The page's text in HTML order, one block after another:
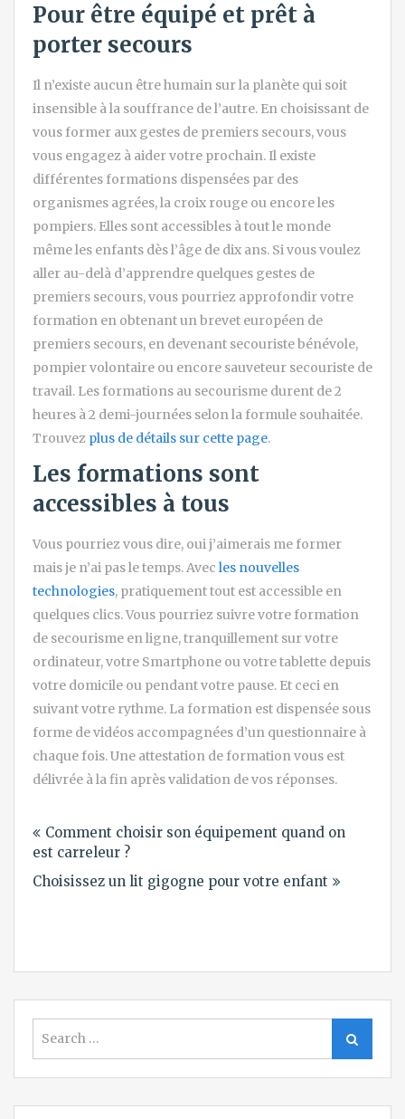
Pour être équipé et prêt à
porter secours
Il n’existe aucun être humain sur la planète qui soit
insensible à la souffrance de l’autre. En choisissant de
vous former aux gestes de premiers secours, vous
vous engagez à aider votre prochain. Il existe
différentes formations dispensées par des
organismes agrées, la croix rouge ou encore les
pompiers. Elles sont accessibles à tout le monde
même les enfants dès l’âge de dix ans. Si vous voulez
aller au-delà d’apprendre quelques gestes de
premiers secours, vous pourriez approfondir votre
formation en obtenant un brevet européen de
premiers secours, en devenant secouriste bénévole,
pompier volontaire ou encore sauveteur secouriste de
travail. Les formations au secourisme durent de 2
heures à 2 demi-journées selon la formule souhaitée.
Trouvez plus de détails sur cette page.
Les formations sont
accessibles à tous
Vous pourriez vous dire, oui j’aimerais me former
mais je n’ai pas le temps. Avec les nouvelles
technologies, pratiquement tout est accessible en
quelques clics. Vous pourriez suivre votre formation
de secourisme en ligne, tranquillement sur votre
ordinateur, votre Smartphone ou votre tablette depuis
votre domicile ou pendant votre pause. Et ceci en
suivant votre rythme. La formation est dispensée sous
forme de vidéos accompagnées d’un questionnaire à
chaque fois. Une attestation de formation vous est
délivrée à la fin après validation de vos réponses.
de
l’article
Comment choisir son équipement quand on
est carreleur ?
Choisissez un lit gigogne pour votre enfant
for:
Search